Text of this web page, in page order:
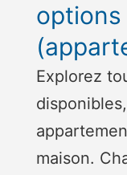
Explorez
maison.